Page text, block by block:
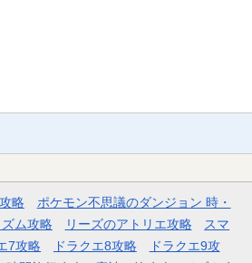
略
ポケモン不思議のダンジョン 時・
ム攻略 リーズのアトリエ攻略
スマ
7攻略 ドラクエ8攻略
ドラクエ9攻